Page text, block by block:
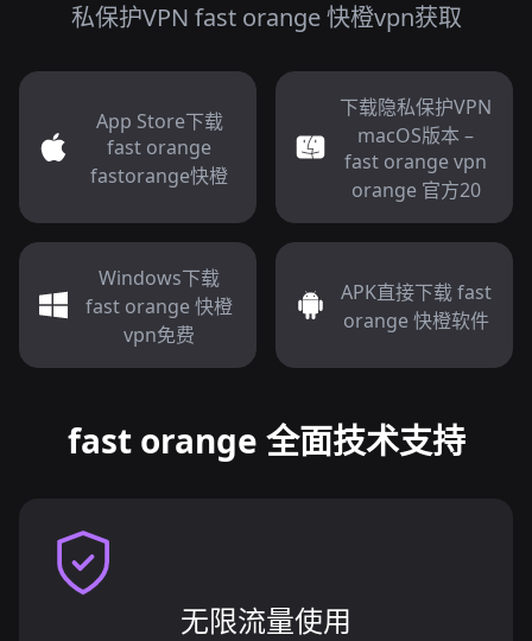
私保护VPN fast orange 快橙vpn获取
App Store下载
fast orange
fastorange快橙
下载隐私保护VPN
macOS版本 –
fast orange vpn
orange 官方20
Windows下载
fast orange 快橙
vpn免费
APK直接下载 fast
orange 快橙软件
fast orange 全面技术支持
无限流量使用